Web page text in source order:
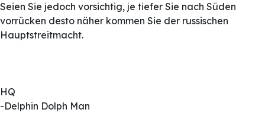
Seien Sie jedoch vorsichtig, je tiefer Sie nach Süden
vorrücken desto näher kommen Sie der russischen
Hauptstreitmacht.
HQ
-Delphin Dolph Man